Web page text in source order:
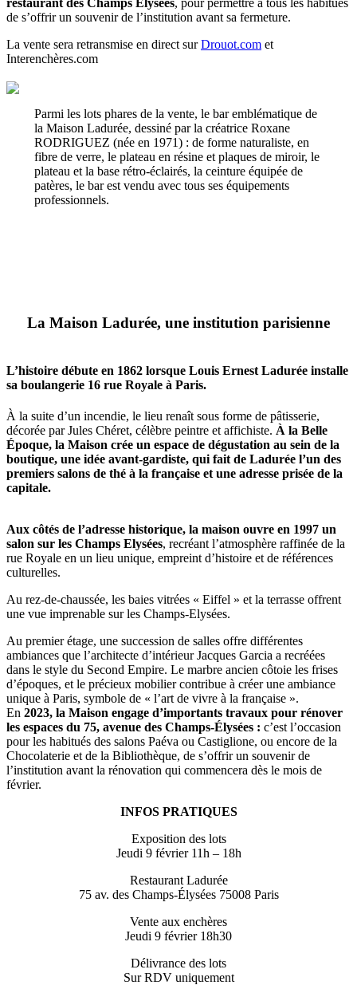
restaurant des Champs Elysées, pour permettre à tous les habitués
de s’offrir un souvenir de l’institution avant sa fermeture.
La vente sera retransmise en direct surDrouot.com et
Interenchères.com
Parmi les lots phares de la vente, le bar emblématique de
la Maison Ladurée, dessiné par la créatrice Roxane
RODRIGUEZ (née en 1971) : de forme naturaliste, en
fibre de verre, le plateau en résine et plaques de miroir, le
plateau et la base rétro-éclairés, la ceinture équipée de
patères, le bar est vendu avec tous ses équipements
professionnels.
La Maison Ladurée, une institution parisienne
L’histoire débute en 1862 lorsque Louis Ernest Ladurée installe
sa boulangerie 16 rue Royale à Paris.
À la suite d’un incendie, le lieu renaît sous forme de pâtisserie,
décorée par Jules Chéret, célèbre peintre et affichiste. À la Belle
Époque, la Maison crée un espace de dégustation au sein de la
boutique, une idée avant-gardiste, qui fait de Ladurée l’un des
premiers salons de thé à la française et une adresse prisée de la
capitale.
Aux côtés de l’adresse historique, la maison ouvre en 1997 un
salon sur les Champs Elysées, recréant l’atmosphère raffinée de la
rue Royale en un lieu unique, empreint d’histoire et de références
culturelles.
Au rez-de-chaussée, les baies vitrées « Eiffel » et la terrasse offrent
une vue imprenable sur les Champs-Elysées.
Au premier étage, une succession de salles offre différentes
ambiances que l’architecte d’intérieur Jacques Garcia a recréées
dans le style du Second Empire. Le marbre ancien côtoie les frises
d’époques, et le précieux mobilier contribue à créer une ambiance
unique à Paris, symbole de « l’art de vivre à la française ».
En 2023, la Maison engage d’importants travaux pour rénover
les espaces du 75, avenue des Champs-Élysées : c’est l’occasion
pour les habitués des salons Paéva ou Castiglione, ou encore de la
Chocolaterie et de la Bibliothèque, de s’offrir un souvenir de
l’institution avant la rénovation qui commencera dès le mois de
février.
INFOS PRATIQUES
Exposition des lots
Jeudi 9 février 11h – 18h
Restaurant Ladurée
75 av. des Champs-Élysées 75008 Paris
Vente aux enchères
Jeudi 9 février 18h30
Délivrance des lots
Sur RDV uniquement